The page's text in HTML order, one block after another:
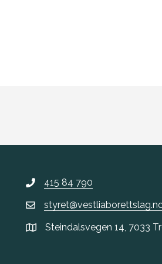
415 84 790
Steindalsvegen 14, 7033